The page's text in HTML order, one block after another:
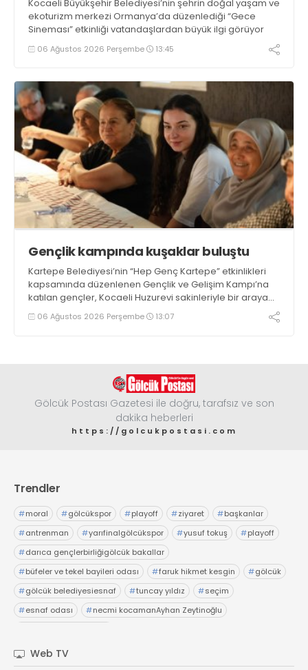
Kocaeli Büyükşehir Belediyesi’nin şehrin doğal yaşam ve
ekoturizm merkezi Ormanya’da düzenlediği “Gece
Sineması” etkinliği vatandaşlardan büyük ilgi görüyor
06 Ağustos 2026 Perşembe 13:45
Gençlik kampında kuşaklar buluştu
Kartepe Belediyesi’nin “Hep Genç Kartepe” etkinlikleri
kapsamında düzenlenen Gençlik ve Gelişim Kampı’na
katılan gençler, Kocaeli Huzurevi sakinleriyle bir araya
geldi06 Ağustos 2026 Perşembe 13:07
Gölcük Postası Gazetesi ile doğru, tarafsız ve son
dakika heberleri
https://golcukpostasi.com
Trendler
#moral #gölcükspor #playoff #ziyaret #başkanlar
#antrenman #yarıfinalgölcükspor #yusuf tokuş #playoff
#darıca gençlerbirliğigölcük bakallar
#büfeler ve tekel bayileri odası #faruk hikmet kesgin #gölcük
#gölcük belediyesiesnaf #tuncay yıldız #seçim
#esnaf odası #necmi kocamanAyhan Zeytinoğlu
Web TV